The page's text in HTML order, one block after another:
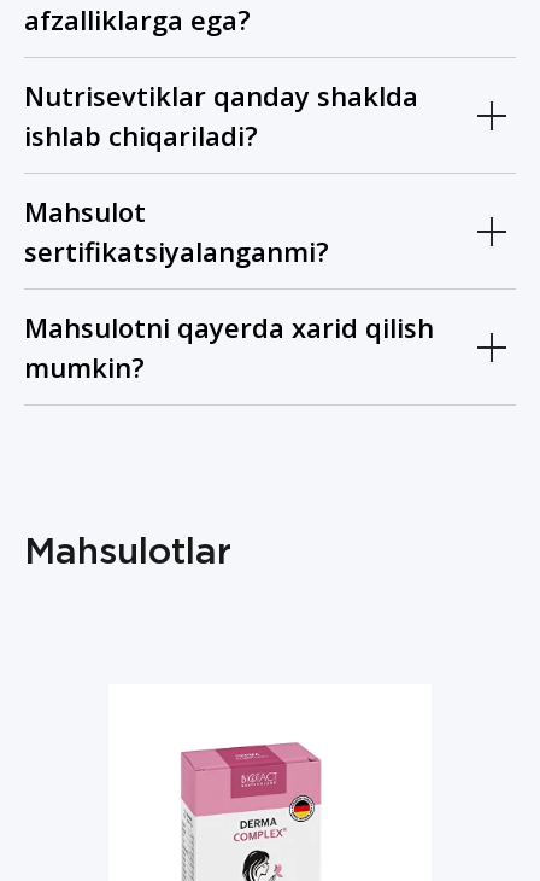
afzalliklarga ega?
Nutrisevtiklar qanday shaklda
ishlab chiqariladi?
Mahsulot
sertifikatsiyalanganmi?
Mahsulotni qayerda xarid qilish
mumkin?
Mahsulotlar